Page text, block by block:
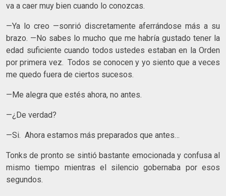
va a caer muy bien cuando lo conozcas.
—Ya lo creo —sonrió discretamente aferrándose más a su
brazo. —No sabes lo mucho que me habría gustado tener la
edad suficiente cuando todos ustedes estaban en la Orden
por primera vez. Todos se conocen y yo siento que a veces
me quedo fuera de ciertos sucesos.
—Me alegra que estés ahora, no antes.
—¿De verdad?
—Si. Ahora estamos más preparados que antes…
Tonks de pronto se sintió bastante emocionada y confusa al
mismo tiempo mientras el silencio gobernaba por esos
segundos.